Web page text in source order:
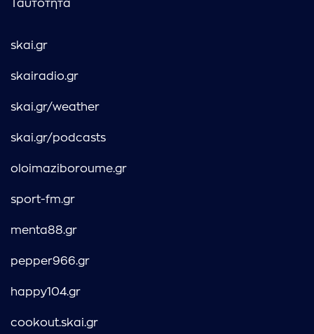
Ταυτότητα
skai.gr
skairadio.gr
skai.gr/weather
skai.gr/podcasts
oloimaziboroume.gr
sport-fm.gr
menta88.gr
pepper966.gr
happy104.gr
cookout.skai.gr